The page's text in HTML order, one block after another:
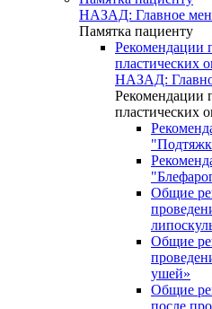
НАЗАД: Главное
Памятка пациенту
Рекомендации
пластических
НАЗАД:
Рекомендации
пластических
Общие
Общие
ушей»
Общие
после